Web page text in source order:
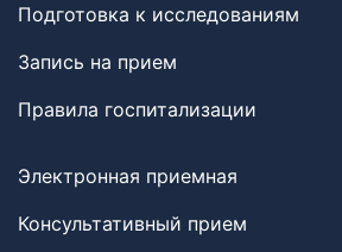
Подготовка к исследованиям
Запись на прием
Правила госпитализации
Электронная приемная
Консультативный прием